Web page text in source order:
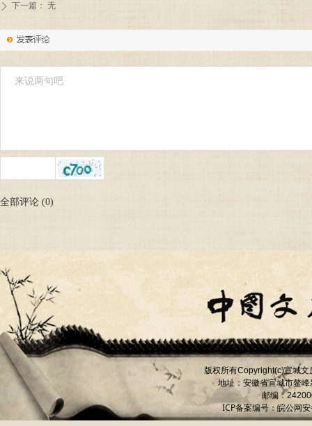
ꄲ 下一篇： 无
全部评论 (0)
版权所有Copyright(c)宣城文
地址：安徽省宣城市鳌峰
邮编：
ICP备案编号： 皖公网